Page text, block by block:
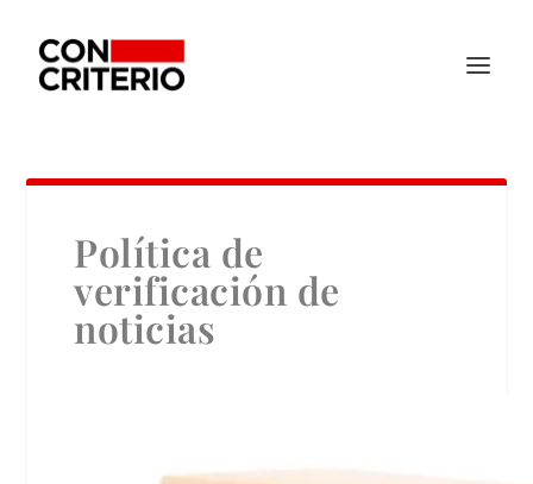
Política de
verificación de
noticias